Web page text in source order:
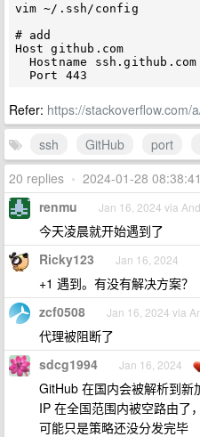
vim ~/.ssh/config
# add
Host github.com
Refer: https://stackoverflow.com/
ssh
GitHub port
20 replies • 2024-01-28
renmu Jan 16, 2024 via
今天凌晨就开始遇到了
Ricky123 Jan 16, 2024
+1 遇到。有没有解决方案？
zcf0508 Jan 16, 2024 via
代理被阻断了
sdcg1994 Jan 16, 2024
GitHub 在国内会被解析到
IP 在全国范围内被空路由了
可能只是策略还没分发完毕